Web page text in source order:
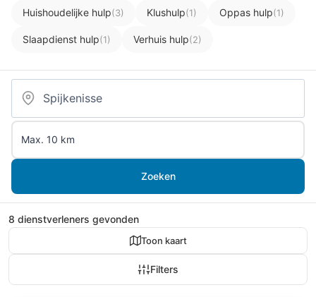
Huishoudelijke hulp(3) Klushulp(1) Oppas hulp(1)
Slaapdienst hulp(1) Verhuis hulp(2)
Zoeken
8 dienstverleners gevonden
Toon kaart
Filters